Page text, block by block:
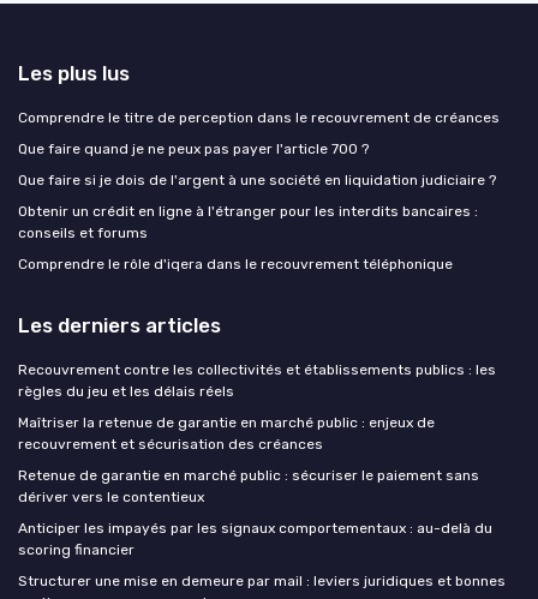
Les plus lus
Comprendre le titre de perception dans le recouvrement de créances
Que faire quand je ne peux pas payer l'article 700 ?
Que faire si je dois de l'argent à une société en liquidation judiciaire ?
Obtenir un crédit en ligne à l'étranger pour les interdits bancaires :
conseils et forums
Comprendre le rôle d'iqera dans le recouvrement téléphonique
Les derniers articles
Recouvrement contre les collectivités et établissements publics : les
règles du jeu et les délais réels
Maîtriser la retenue de garantie en marché public : enjeux de
recouvrement et sécurisation des créances
Retenue de garantie en marché public : sécuriser le paiement sans
dériver vers le contentieux
Anticiper les impayés par les signaux comportementaux : au-delà du
scoring financier
Structurer une mise en demeure par mail : leviers juridiques et bonnes